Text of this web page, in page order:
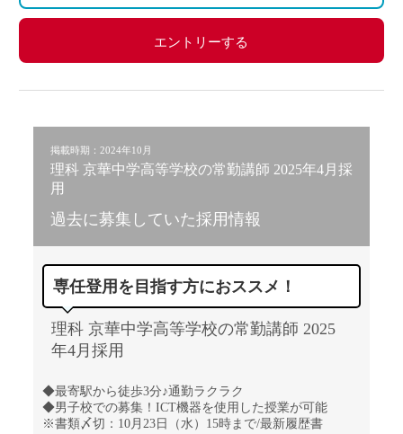
エントリーする
掲載時期：2024年10月
理科 京華中学高等学校の常勤講師 2025年4月採
用
過去に募集していた採用情報
専任登用を目指す方におススメ！
理科 京華中学高等学校の常勤講師 2025
年4月採用
◆最寄駅から徒歩3分♪通勤ラクラク
◆男子校での募集！ICT機器を使用した授業が可能
※書類〆切：10月23日（水）15時まで/最新履歴書